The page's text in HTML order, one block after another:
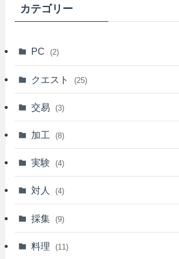
カテゴリー
PC (2)
クエスト (25)
交易 (3)
加工 (8)
実験 (4)
対人 (4)
採集 (9)
料理 (11)